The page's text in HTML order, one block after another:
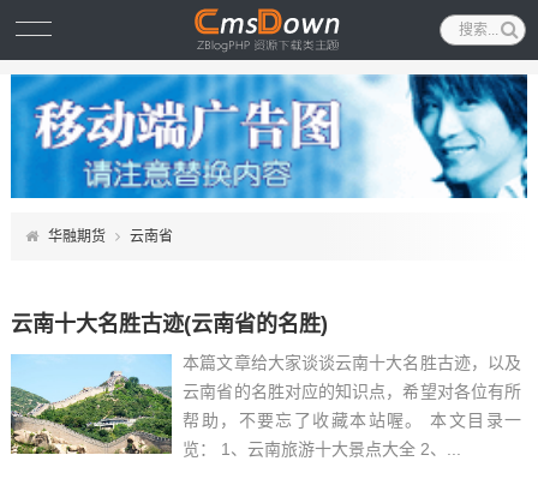
华融期货 云南省
云南十大名胜古迹(云南省的名胜)
本篇文章给大家谈谈云南十大名胜古迹，以及
云南省的名胜对应的知识点，希望对各位有所
帮助，不要忘了收藏本站喔。 本文目录一
览： 1、云南旅游十大景点大全 2、...